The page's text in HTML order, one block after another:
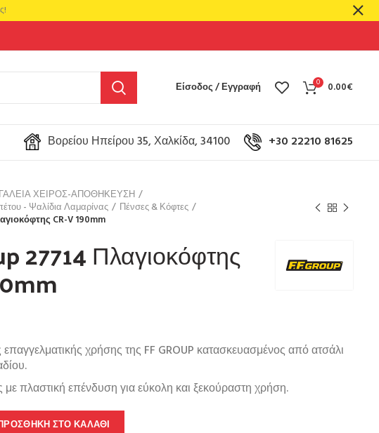
Είσοδος / Εγγραφή 0 0.00€
Βορείου Ηπείρου 35, Χαλκίδα, 34100 +30 22210 81625
ΧΕΙΡΟΣ-ΑΠΟΘΗΚΕΥΣΗ
- Ψαλίδια Λαμαρίνας
Πένσες & Κόφτες
CR-V 190mm
27714 Πλαγιοκόφτης
χρήσης της FF GROUP κατασκευασμένος από ατσάλι
με πλαστική επένδυση για εύκολη και ξεκούραστη χρήση.
ΣΤΟ ΚΑΛΆΘΙ